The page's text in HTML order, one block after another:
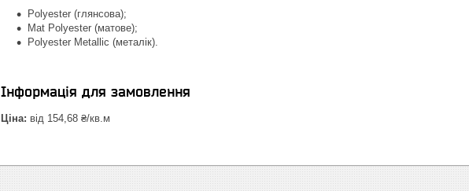
Polyester (глянсова);
Mat Polyester (матове);
Polyester Metallic (металік).
Інформація для замовлення
Ціна: від 154,68 ₴/кв.м